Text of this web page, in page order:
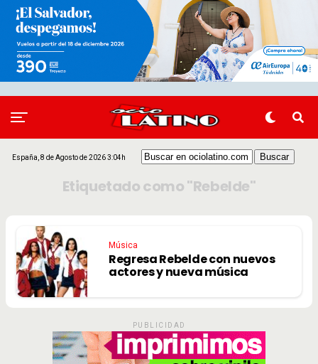
España, 8 de Agosto de 2026 3:04h
Etiquetado como "Rebelde"
Música
Regresa Rebelde con nuevos
actores y nueva música
PUBLICIDAD